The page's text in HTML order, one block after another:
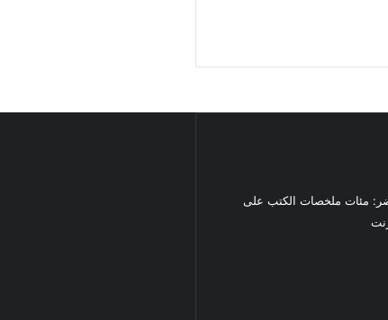
مئات ملخصات الكتب على